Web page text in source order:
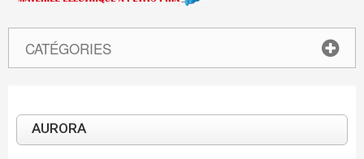
CATÉGORIES
AURORA